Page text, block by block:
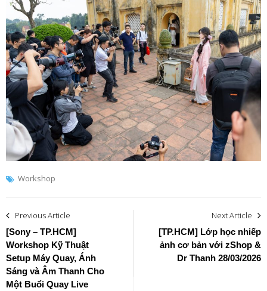
Workshop
Post
navigation
Previous Article
[Sony – TP.HCM]
Workshop Kỹ Thuật
Setup Máy Quay, Ánh
Sáng và Âm Thanh Cho
Một Buổi Quay Live
Next Article
[TP.HCM] Lớp học nhiếp
ảnh cơ bản với zShop &
Dr Thanh 28/03/2026